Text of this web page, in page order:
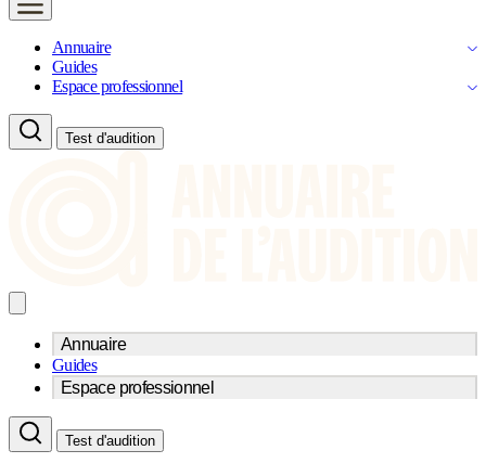
Annuaire
Guides
Espace professionnel
Test d'audition
Annuaire
Trouvez un professionnel de l'audition
Centre d'audioprothèse
Médecins ORL & Phoniatres
Guides
Espace professionnel
Acteurs et services
Fournisseurs
Test d'audition